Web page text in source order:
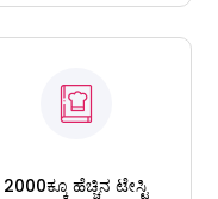
2000ಕ್ಕೂ ಹೆಚ್ಚಿನ ಟೇಸ್ಟಿ